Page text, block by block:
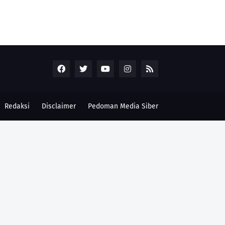
Redaksi Disclaimer Pedoman Media Siber